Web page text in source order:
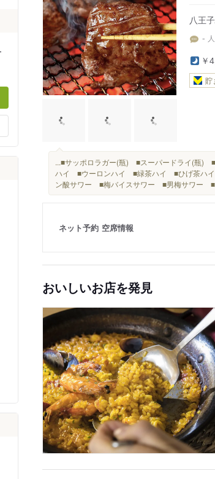
八王
- 人
￥
貯
...■サッポロラガー(瓶) ■スーパードライ(瓶)
ハイ ■ウーロンハイ ■緑茶ハイ ■ひげ茶ハ
ン酸サワー ■梅バイスサワー ■男梅サワー
ネット予約 空席情報
おいしいお店を発見